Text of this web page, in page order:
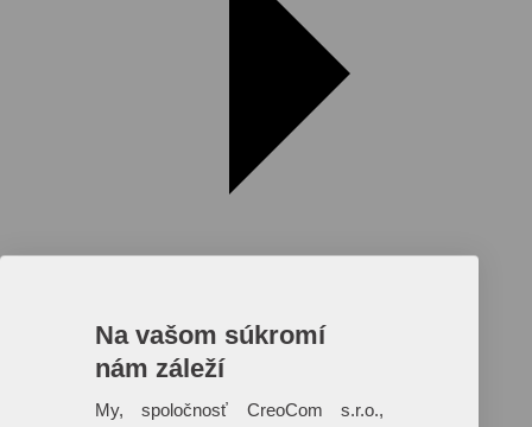
Reklamné predmety s plnofarebnou
potlačou
Na vašom súkromí
nám záleží
My, spoločnosť CreoCom s.r.o.,